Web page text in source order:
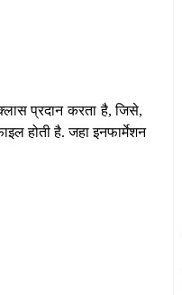
प्रदान करता है, जिसे,
होती है. जहा इनफार्मेशन